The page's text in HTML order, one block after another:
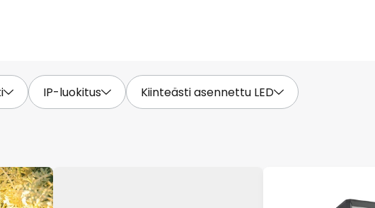
IP-luokitus Kiinteästi asennettu LED